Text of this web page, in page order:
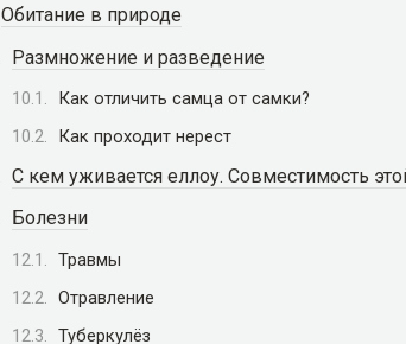
Обитание в природе
Размножение и разведение
Как отличить самца от самки?
Как проходит нерест
С кем уживается еллоу. Совместимость
Болезни
Травмы
Отравление
Туберкулёз